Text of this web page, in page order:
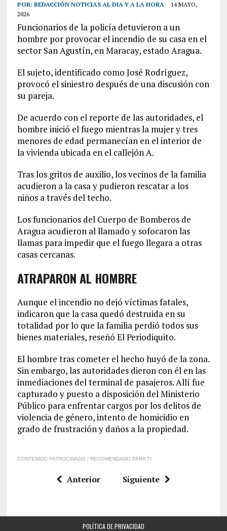
POR: REDACCIÓN NOTICIAS AL DIA Y A LA HORA
14 MAYO,
2026
Funcionarios de la policía detuvieron a un
hombre por provocar el incendio de su casa en el
sector San Agustín, en Maracay, estado Aragua.
El sujeto, identificado como José Rodríguez,
provocó el siniestro después de una discusión con
su pareja.
De acuerdo con el reporte de las autoridades, el
hombre inició el fuego mientras la mujer y tres
menores de edad permanecían en el interior de
la vivienda ubicada en el callejón A.
Tras los gritos de auxilio, los vecinos de la familia
acudieron a la casa y pudieron rescatar a los
niños a través del techo.
Los funcionarios del Cuerpo de Bomberos de
Aragua acudieron al llamado y sofocaron las
llamas para impedir que el fuego llegara a otras
casas cercanas.
ATRAPARON AL HOMBRE
Aunque el incendio no dejó víctimas fatales,
indicaron que la casa quedó destruida en su
totalidad por lo que la familia perdió todos sus
bienes materiales, reseñó El Periodiquito.
El hombre tras cometer el hecho huyó de la zona.
Sin embargo, las autoridades dieron con él en las
inmediaciones del terminal de pasajeros. Allí fue
capturado y puesto a disposición del Ministerio
Público para enfrentar cargos por los delitos de
violencia de género, intento de homicidio en
grado de frustración y daños a la propiedad.
CONTENIDO PATROCINADO / RECOMENDADO PARA TI
Anterior Siguiente
POLÍTICA DE PRIVACIDAD